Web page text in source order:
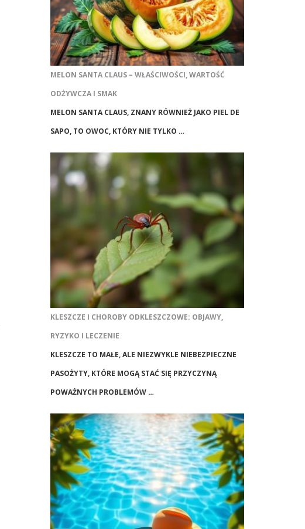
MELON SANTA CLAUS – WŁAŚCIWOŚCI, WARTOŚĆ
ODŻYWCZA I SMAK
MELON SANTA CLAUS, ZNANY RÓWNIEŻ JAKO PIEL DE
SAPO, TO OWOC, KTÓRY NIE TYLKO …
KLESZCZE I CHOROBY ODKLESZCZOWE: OBJAWY,
RYZYKO I LECZENIE
KLESZCZE TO MAŁE, ALE NIEZWYKLE NIEBEZPIECZNE
PASOŻYTY, KTÓRE MOGĄ STAĆ SIĘ PRZYCZYNĄ
POWAŻNYCH PROBLEMÓW …